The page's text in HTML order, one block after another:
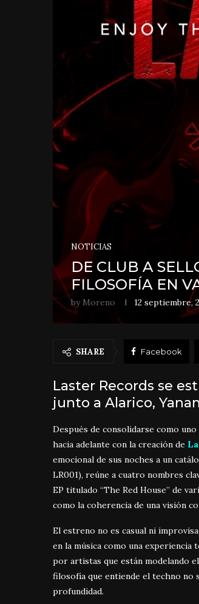
NOTICIAS
DE CLUB A
FILOSOFÍA EN
by Moreno 12 septiembre,
SHARE Facebook
Laster Records se
junto a Alarico,
Después de consolidarse como
hacia adelante con la creación de
emocional de sus noches a un
LR001), reúne a cuatro nombres
EP titulado “The Red House” de
como la coherencia de una visión
El estreno no es casual ni
en la música como una
por artistas que están modelando
filosofía que entiende el techno no
profundidad.